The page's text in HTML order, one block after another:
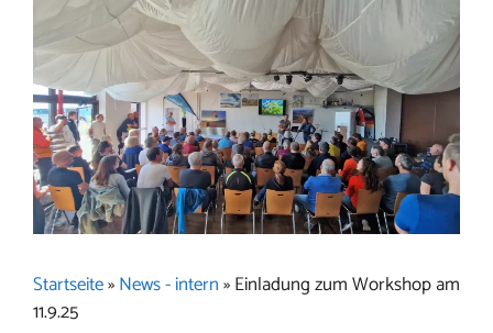
Startseite»News - intern»Einladung zum Workshop am
11.9.25